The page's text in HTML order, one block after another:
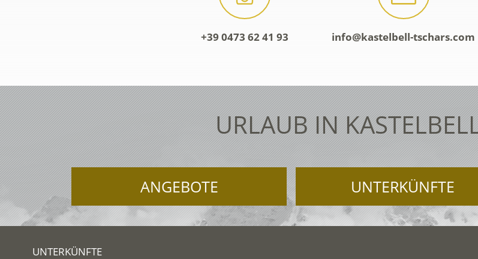
+39 0473 62 41 93 info@kastelbell-tschars.com
URLAUB IN
ANGEBOTE UNTERKÜNFTE
UNTERKÜNFTE